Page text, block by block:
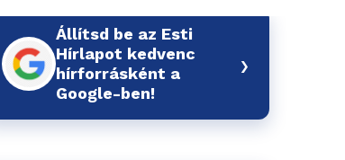
Állítsd be az Esti
Hírlapot kedvenc
hírforrásként a
Google-ben!
›